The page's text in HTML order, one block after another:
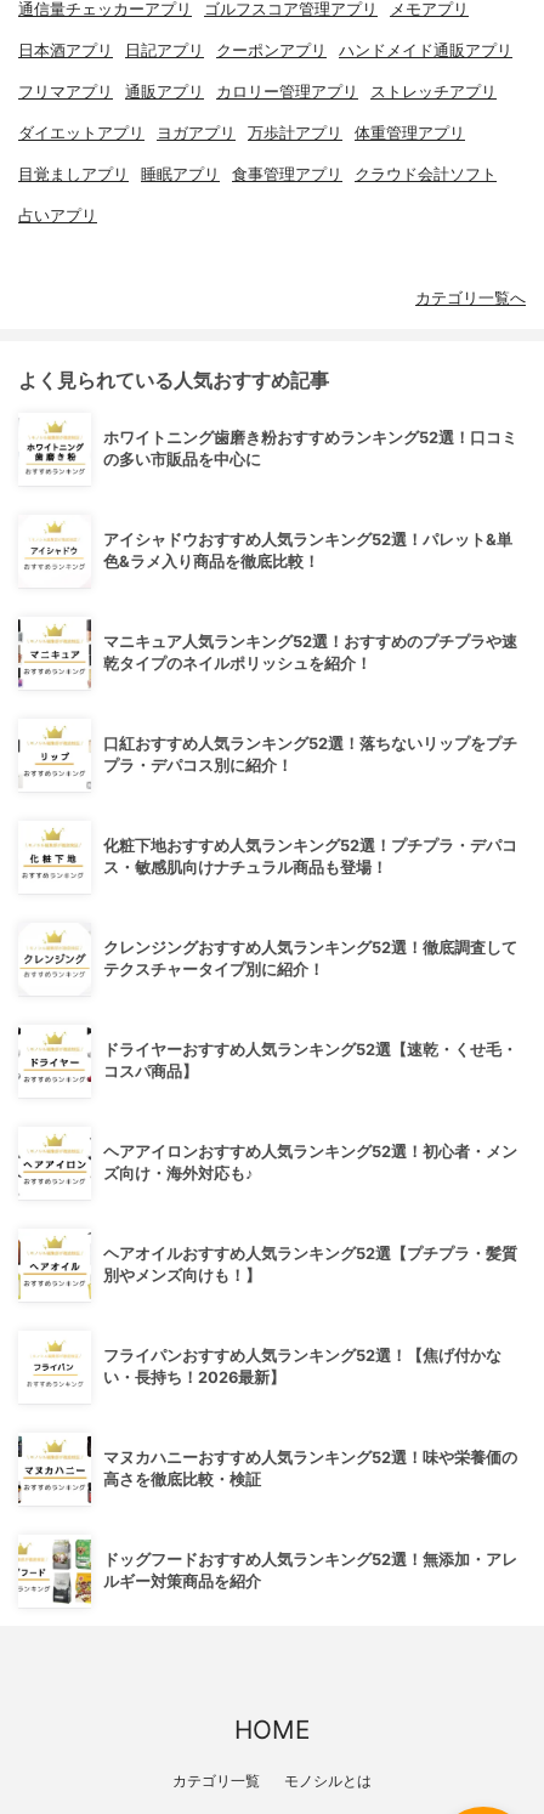
通信量チェッカーアプリ ゴルフスコア管理アプリ メモアプリ
日本酒アプリ 日記アプリ クーポンアプリ ハンドメイド通販アプリ
フリマアプリ 通販アプリ カロリー管理アプリ ストレッチアプリ
ダイエットアプリ ヨガアプリ 万歩計アプリ 体重管理アプリ
目覚ましアプリ 睡眠アプリ 食事管理アプリ クラウド会計ソフト
占いアプリ
カテゴリ一覧へ
よく見られている人気おすすめ記事
ホワイトニング歯磨き粉おすすめランキング52選！口コミ
の多い市販品を中心に
アイシャドウおすすめ人気ランキング52選！パレット&単
色&ラメ入り商品を徹底比較！
マニキュア人気ランキング52選！おすすめのプチプラや速
乾タイプのネイルポリッシュを紹介！
口紅おすすめ人気ランキング52選！落ちないリップをプチ
プラ・デパコス別に紹介！
化粧下地おすすめ人気ランキング52選！プチプラ・デパコ
ス・敏感肌向けナチュラル商品も登場！
クレンジングおすすめ人気ランキング52選！徹底調査して
テクスチャータイプ別に紹介！
ドライヤーおすすめ人気ランキング52選【速乾・くせ毛・
コスパ商品】
ヘアアイロンおすすめ人気ランキング52選！初心者・メン
ズ向け・海外対応も♪
ヘアオイルおすすめ人気ランキング52選【プチプラ・髪質
別やメンズ向けも！】
フライパンおすすめ人気ランキング52選！【焦げ付かな
い・長持ち！2026最新】
マヌカハニーおすすめ人気ランキング52選！味や栄養価の
高さを徹底比較・検証
ドッグフードおすすめ人気ランキング52選！無添加・アレ
ルギー対策商品を紹介
HOME
カテゴリ一覧 モノシルとは